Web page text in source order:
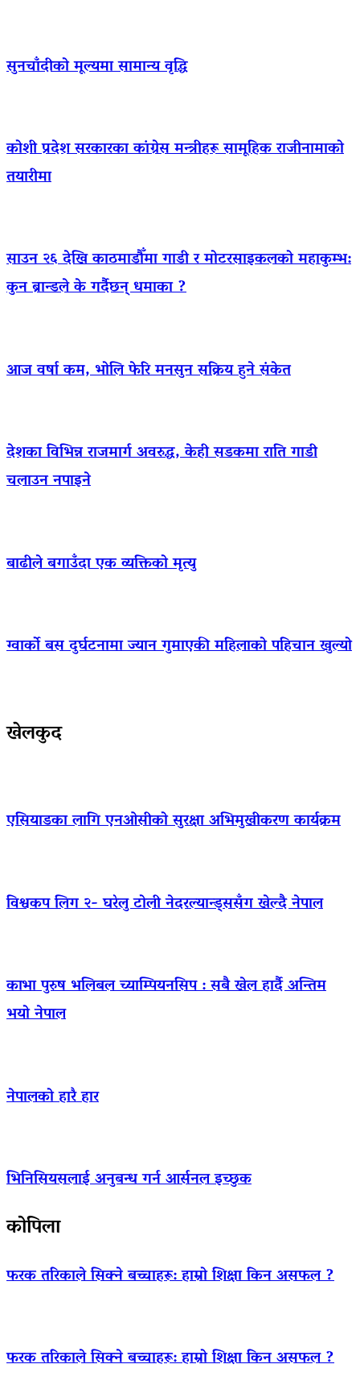
सुनचाँदीको मूल्यमा सामान्य वृद्धि
कोशी प्रदेश सरकारका कांग्रेस मन्त्रीहरू सामूहिक राजीनामाको
तयारीमा
साउन २६ देखि काठमाडौँमा गाडी र मोटरसाइकलको महाकुम्भ:
कुन ब्रान्डले के गर्दैछन् धमाका ?
आज वर्षा कम, भोलि फेरि मनसुन सक्रिय हुने संकेत
देशका विभिन्न राजमार्ग अवरुद्ध, केही सडकमा राति गाडी
चलाउन नपाइने
बाढीले बगाउँदा एक व्यक्तिको मृत्यु
ग्वार्को बस दुर्घटनामा ज्यान गुमाएकी महिलाको पहिचान खुल्यो
खेलकुद
एसियाडका लागि एनओसीको सुरक्षा अभिमुखीकरण कार्यक्रम
विश्वकप लिग २- घरेलु टोली नेदरल्यान्ड्ससँग खेल्दै नेपाल
काभा पुरुष भलिबल च्याम्पियनसिप : सबै खेल हार्दै अन्तिम
भयो नेपाल
नेपालको हारै हार
भिनिसियसलाई अनुबन्ध गर्न आर्सनल इच्छुक
कोपिला
फरक तरिकाले सिक्ने बच्चाहरू: हाम्रो शिक्षा किन असफल ?
फरक तरिकाले सिक्ने बच्चाहरू: हाम्रो शिक्षा किन असफल ?